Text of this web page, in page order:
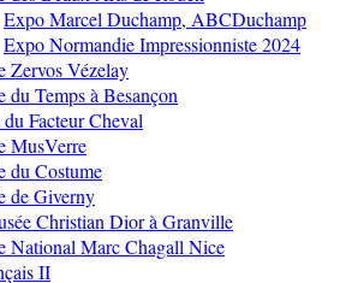
Expo Marcel Duchamp, ABCDuchamp
Expo Normandie Impressionniste 2024
Zervos Vézelay
du Temps à Besançon
du Facteur Cheval
MusVerre
du Costume
de Giverny
Christian Dior à Granville
National Marc Chagall Nice
II